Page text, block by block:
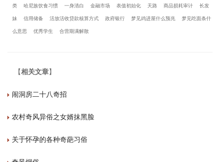
类 哈尼族饮食习惯 一身清白 金融市场 表值初始化 天路 商品损耗审计 长发
妹 信用储备 活放活收贷款核算方式 政府银行 梦见鸡进屋什么预兆 梦见吃面条什
么意思 优秀学生 合营期满解散
【相关文章】
闹洞房二十八奇招
农村奇风异俗之女婿抹黑脸
关于怀孕的各种奇葩习俗